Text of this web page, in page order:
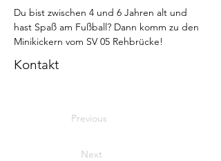
Du bist zwischen 4 und 6 Jahren alt und
hast Spaß am Fußball? Dann komm zu den
Minikickern vom SV 05 Rehbrücke!
Kontakt
Previous
Next